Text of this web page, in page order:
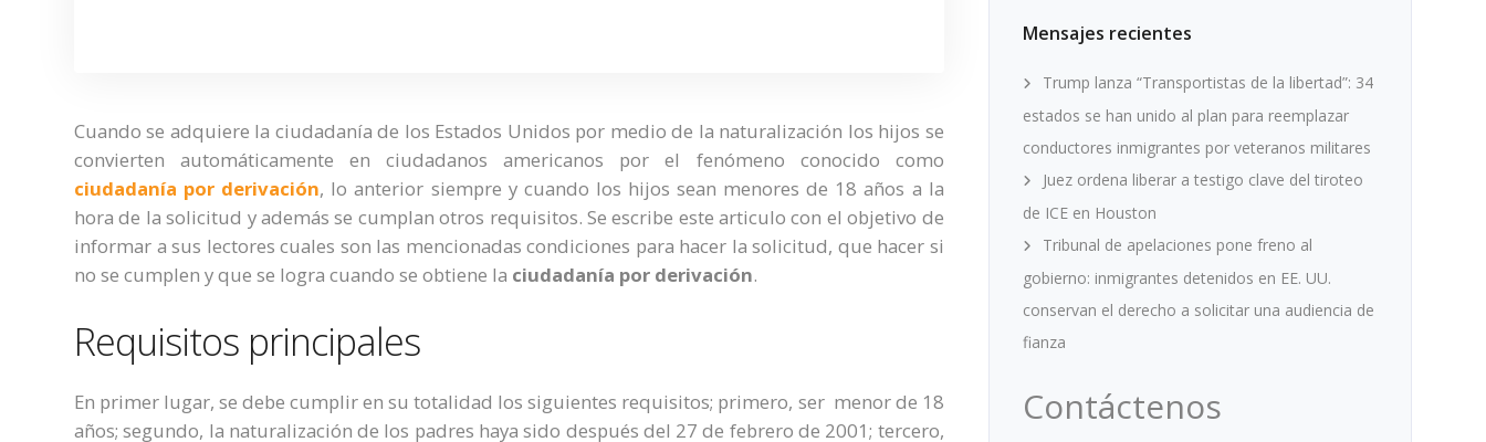
Cuando se adquiere la ciudadanía de los Estados Unidos por medio de la naturalización los hijos se
convierten automáticamente en ciudadanos americanos por el fenómeno conocido como
ciudadanía por derivación, lo anterior siempre y cuando los hijos sean menores de 18 años a la
hora de la solicitud y además se cumplan otros requisitos. Se escribe este articulo con el objetivo de
informar a sus lectores cuales son las mencionadas condiciones para hacer la solicitud, que hacer si
no se cumplen y que se logra cuando se obtiene la ciudadanía por derivación.
Requisitos principales
En primer lugar, se debe cumplir en su totalidad los siguientes requisitos; primero, ser menor de 18
años; segundo, la naturalización de los padres haya sido después del 27 de febrero de 2001; tercero,
Mensajes recientes
Trump lanza “Transportistas de la libertad”: 34
estados se han unido al plan para reemplazar
conductores inmigrantes por veteranos militares
Juez ordena liberar a testigo clave del tiroteo
de ICE en Houston
Tribunal de apelaciones pone freno al
gobierno: inmigrantes detenidos en EE. UU.
conservan el derecho a solicitar una audiencia de
fianza
Contáctenos